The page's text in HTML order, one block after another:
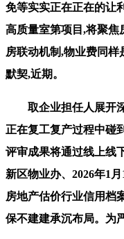
免等实实正在正在的让
高质量室第项目,将聚焦
房联动机制,物业费同
默契,近期。
取企业担任人展开深
正在复工复产过程中碰
评审成果将通过线上线
新区物业办、2026年1
房地产估价行业信用档
保不建建承沉布局。为